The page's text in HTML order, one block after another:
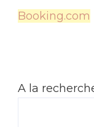
Booking.com
A la